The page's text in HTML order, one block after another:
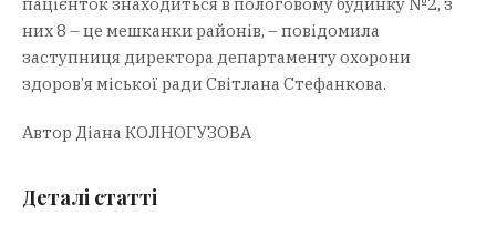
них 8 – це мешканки районів, – повідомила
заступниця директора департаменту охорони
здоров’я міської ради Світлана Стефанкова.
Автор Діана КОЛНОГУЗОВА
Деталі статті